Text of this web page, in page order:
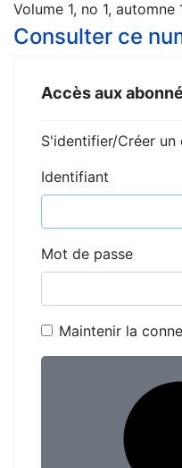
Volume 1, no 1, automne
Consulter ce
Accès aux
S'identifier/Créer un
Identifiant
Mot de passe
Maintenir la